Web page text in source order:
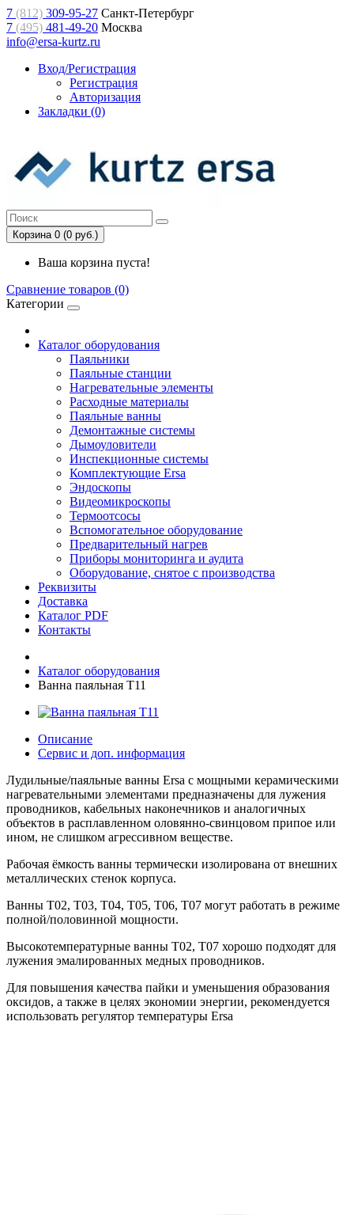
7 (812) 309-95-27 Санкт-Петербург
7 (495) 481-49-20 Москва
info@ersa-kurtz.ru
Вход/Регистрация
Регистрация
Авторизация
Закладки (0)
Корзина 0 (0 руб.)
Ваша корзина пуста!
Сравнение товаров (0)
Категории
Каталог оборудования
Паяльники
Паяльные станции
Нагревательные элементы
Расходные материалы
Паяльные ванны
Демонтажные системы
Дымоуловители
Инспекционные системы
Комплектующие Ersa
Эндоскопы
Видеомикроскопы
Термоотсосы
Вспомогательное оборудование
Предварительный нагрев
Приборы мониторинга и аудита
Оборудование, снятое с производства
Реквизиты
Доставка
Каталог PDF
Контакты
Каталог оборудования
Ванна паяльная Т11
Описание
Сервис и доп. информация
Лудильные/паяльные ванны Ersa с мощными керамическими
нагревательными элементами предназначены для лужения
проводников, кабельных наконечников и аналогичных
объектов в расплавленном оловянно-свинцовом припое или
ином, не слишком агрессивном веществе.
Рабочая ёмкость ванны термически изолирована от внешних
металлических стенок корпуса.
Ванны T02, T03, T04, T05, T06, T07 могут работать в режиме
полной/половинной мощности.
Высокотемпературные ванны T02, T07 хорошо подходят для
лужения эмалированных медных проводников.
Для повышения качества пайки и уменьшения образования
оксидов, а также в целях экономии энергии, рекомендуется
использовать регулятор температуры Ersa